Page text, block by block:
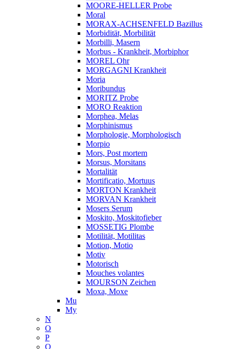
MOORE-HELLER Probe
Moral
MORAX-ACHSENFELD Bazillus
Morbidität, Morbilität
Morbilli, Masern
Morbus - Krankheit, Morbiphor
MOREL Ohr
MORGAGNI Krankheit
Moria
Moribundus
MORITZ Probe
MORO Reaktion
Morphea, Melas
Morphinismus
Morphologie, Morphologisch
Morpio
Mors, Post mortem
Morsus, Morsitans
Mortalität
Mortificatio, Mortuus
MORTON Krankheit
MORVAN Krankheit
Mosers Serum
Moskito, Moskitofieber
MOSSETIG Plombe
Motilität, Motilitas
Motion, Motio
Motiv
Motorisch
Mouches volantes
MOURSON Zeichen
Moxa, Moxe
Mu
My
N
O
P
Q